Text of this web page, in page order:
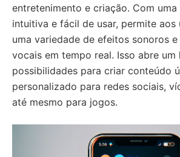
entretenimento e criação. Com
intuitiva e fácil de usar, permite aos
uma variedade de efeitos sonoros
vocais em tempo real. Isso abre um
possibilidades para criar conteúdo
personalizado para redes sociais,
até mesmo para jogos.